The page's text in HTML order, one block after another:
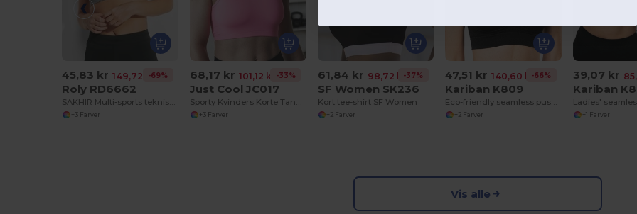
45,83 kr 149,72 kr-69%
Roly RD6662
+3 Farver
68,17 kr 101,12 kr -33%
Just Cool JC017
+3 Farver
61,84 kr 98,72 kr-37%
SF Women SK236
Kort tee-shirt SF Women
+2 Farver
47,51 kr 140,60 kr-66%
Kariban K809
+2 Farver
39,07 kr
Kariban
Ladies'
+1 Farver
Vis alle